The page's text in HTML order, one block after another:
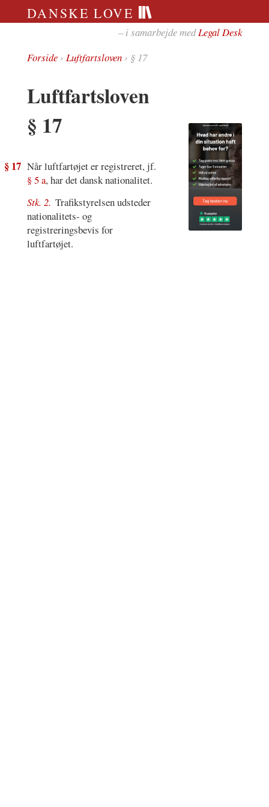
DANSKE LOVE
– i samarbejde medLegal Desk
Forside› Luftfartsloven› § 17
Luftfartsloven
§ 17
§ 17 Når luftfartøjet er registreret, jf.
§ 5 a, har det dansk nationalitet.
Stk. 2. Trafikstyrelsen udsteder
nationalitets- og
registreringsbevis for
luftfartøjet.